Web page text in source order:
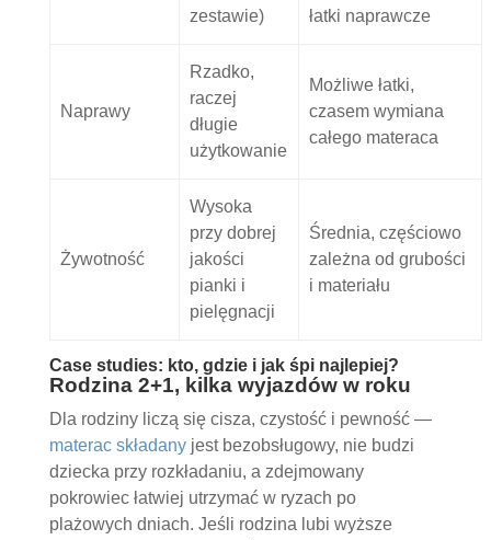
zestawie) łatki naprawcze
Naprawy
Rzadko,
raczej
długie
użytkowanie
Możliwe łatki,
czasem wymiana
całego materaca
Żywotność
Wysoka
przy dobrej
jakości
pianki i
pielęgnacji
Średnia, częściowo
zależna od grubości
i materiału
Case studies: kto, gdzie i jak śpi najlepiej?
Rodzina 2+1, kilka wyjazdów w roku
Dla rodziny liczą się cisza, czystość i pewność —
materac składanyjest bezobsługowy, nie budzi
dziecka przy rozkładaniu, a zdejmowany
pokrowiec łatwiej utrzymać w ryzach po
plażowych dniach. Jeśli rodzina lubi wyższe